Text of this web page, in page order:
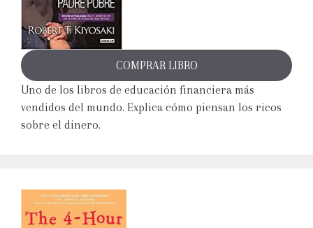
COMPRAR LIBRO
Uno de los libros de educación financiera más
vendidos del mundo. Explica cómo piensan los ricos
sobre el dinero.